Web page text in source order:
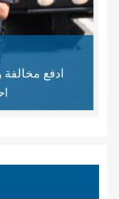
ادفع مخالفة